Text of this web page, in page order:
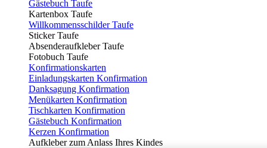
Gästebuch Taufe
Kartenbox Taufe
Willkommensschilder Taufe
Sticker Taufe
Absenderaufkleber Taufe
Fotobuch Taufe
Konfirmationskarten
Einladungskarten Konfirmation
Danksagung Konfirmation
Menükarten Konfirmation
Tischkarten Konfirmation
Gästebuch Konfirmation
Kerzen Konfirmation
Aufkleber zum Anlass Ihres Kindes